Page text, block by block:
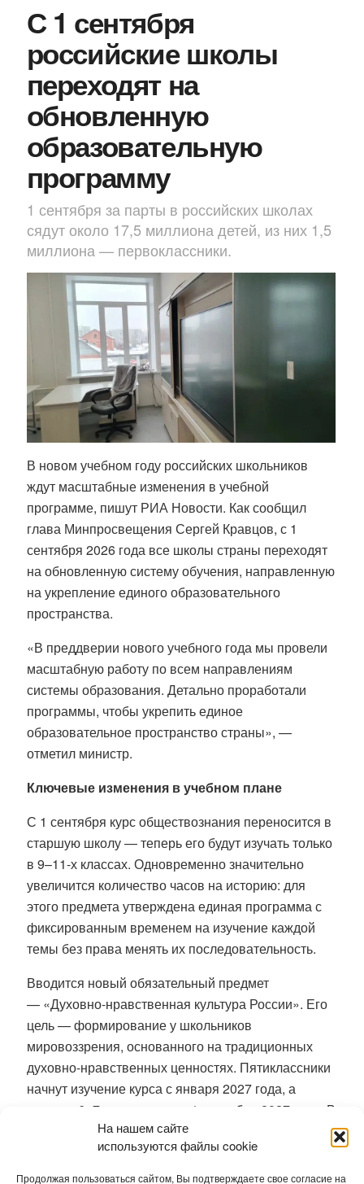
На нашем сайте
используются файлы cookie
Продолжая пользоваться сайтом, Вы подтверждаете свое согласие на
С 1 сентября
российские школы
переходят на
обновленную
образовательную
программу
1 сентября за парты в российских школах
сядут около 17,5 миллиона детей, из них 1,5
миллиона — первоклассники.
В новом учебном году российских школьников
ждут масштабные изменения в учебной
программе, пишут РИА Новости. Как сообщил
глава Минпросвещения Сергей Кравцов, с 1
сентября 2026 года все школы страны переходят
на обновленную систему обучения, направленную
на укрепление единого образовательного
пространства.
«В преддверии нового учебного года мы провели
масштабную работу по всем направлениям
системы образования. Детально проработали
программы, чтобы укрепить единое
образовательное пространство страны», —
отметил министр.
Ключевые изменения в учебном плане
С 1 сентября курс обществознания переносится в
старшую школу — теперь его будут изучать только
в 9–11-х классах. Одновременно значительно
увеличится количество часов на историю: для
этого предмета утверждена единая программа с
фиксированным временем на изучение каждой
темы без права менять их последовательность.
Вводится новый обязательный предмет
— «Духовно-нравственная культура России». Его
цель — формирование у школьников
мировоззрения, основанного на традиционных
духовно-нравственных ценностях. Пятиклассники
начнут изучение курса с января 2027 года, а
ученики 6–7-х классов — с 1 сентября 2027 года
. В
рамках предмета дети будут знакомиться с
жизненными путями и взглядами
государственных, общественных и культурных